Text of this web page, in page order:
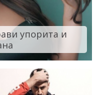
упорита и